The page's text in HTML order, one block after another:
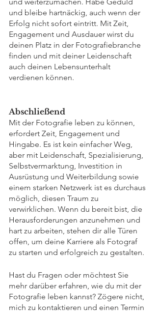
und weiterzumachen. Habe Geduld
und bleibe hartnäckig, auch wenn der
Erfolg nicht sofort eintritt. Mit Zeit,
Engagement und Ausdauer wirst du
deinen Platz in der Fotografiebranche
finden und mit deiner Leidenschaft
auch deinen Lebensunterhalt
verdienen können.
Abschließend
Mit der Fotografie leben zu können,
erfordert Zeit, Engagement und
Hingabe. Es ist kein einfacher Weg,
aber mit Leidenschaft, Spezialisierung,
Selbstvermarktung, Investition in
Ausrüstung und Weiterbildung sowie
einem starken Netzwerk ist es durchaus
möglich, diesen Traum zu
verwirklichen. Wenn du bereit bist, die
Herausforderungen anzunehmen und
hart zu arbeiten, stehen dir alle Türen
offen, um deine Karriere als Fotograf
zu starten und erfolgreich zu gestalten.
Hast du Fragen oder möchtest Sie
mehr darüber erfahren, wie du mit der
Fotografie leben kannst? Zögere nicht,
mich zu kontaktieren und einen Termin